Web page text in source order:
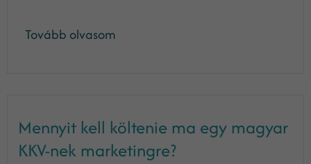
Tovább olvasom
Mennyit kell költenie ma egy magyar
KKV-nek marketingre?